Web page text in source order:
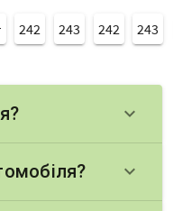
242 243 242 243
keyboard_arrow_down
keyboard_arrow_down